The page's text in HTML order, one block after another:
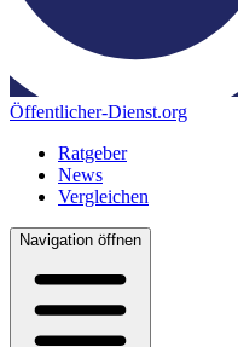
Öffentlicher-Dienst.org
Ratgeber
News
Vergleichen
Navigation öffnen